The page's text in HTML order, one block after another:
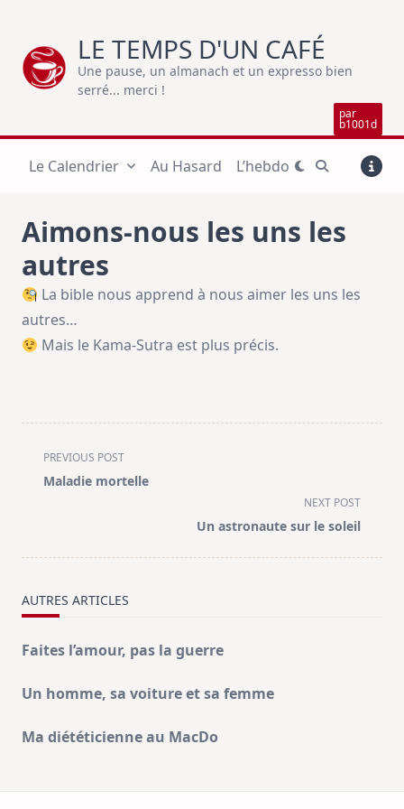
content
LE TEMPS D'UN CAFÉ
Une pause, un almanach et un expresso bien
serré... merci !
par
b1001d
Le Calendrier Au Hasard L’hebdo
Aimons-nous les uns les
autres
La bible nous apprend à nous aimer les uns les
autres…
Mais le Kama-Sutra est plus précis.
<span
class="nav-
text">Page</span>
PREVIOUS POST
Maladie mortelle
NEXT POST
Un astronaute sur le soleil
AUTRES ARTICLES
Faites l’amour, pas la guerre
Un homme, sa voiture et sa femme
Ma diététicienne au MacDo